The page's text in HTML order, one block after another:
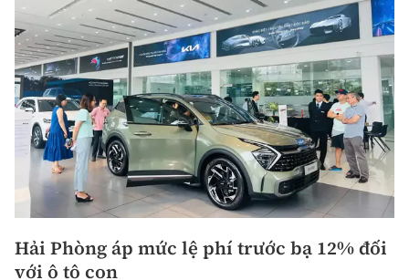
Hải Phòng áp mức lệ phí trước bạ 12% đối
với ô tô con